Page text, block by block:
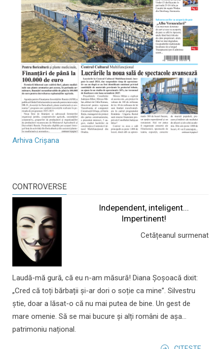
Arhiva Crișana
CONTROVERSE
Independent, inteligent...
Impertinent!
Cetățeanul surmenat
Laudă-mă gură, că eu n-am măsură! Diana Șoșoacă dixit:
„Cred că toți bărbații și-ar dori o soție ca mine”. Silvestru
știe, doar a lăsat-o că nu mai putea de bine. Un gest de
mare omenie. Să se mai bucure și alți români de așa...
patrimoniu național.